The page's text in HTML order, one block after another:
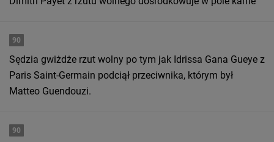
90
Sędzia gwiżdże rzut wolny po tym jak Idrissa Gana Gueye z
Paris Saint-Germain podciął przeciwnika, którym był
Matteo Guendouzi.
90